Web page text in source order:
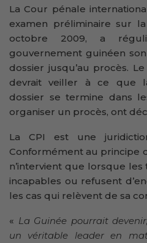
La Cour pénale
examen préliminaire sur
octobre 2009, a
gouvernement guinéen
dossier jusqu’au procès.
devrait veiller à ce que
dossier se termine dans
organiser un procès, ont
La CPI est une
Conformément au principe
n’intervient que lorsque
incapables ou refusent
les cas qui relèvent de sa
« La Guinée pourrait
un véritable leader en